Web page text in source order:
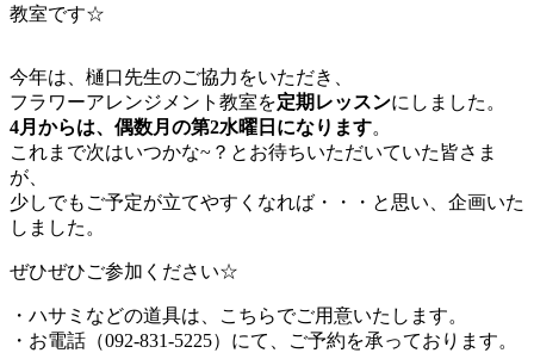
教室です☆
今年は、樋口先生のご協力をいただき、
フラワーアレンジメント教室を定期レッスンにしました。
4月からは、偶数月の第2水曜日になります。
これまで次はいつかな~？とお待ちいただいていた皆さま
が、
少しでもご予定が立てやすくなれば・・・と思い、企画いた
しました。
ぜひぜひご参加ください☆
・ハサミなどの道具は、こちらでご用意いたします。
・お電話（092-831-5225）にて、ご予約を承っております。